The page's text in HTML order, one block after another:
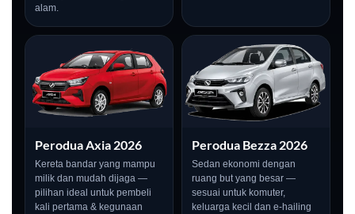
alam.
Perodua Axia 2026
Kereta bandar yang mampu
milik dan mudah dijaga —
pilihan ideal untuk pembeli
kali pertama & kegunaan
Perodua Bezza 2026
Sedan ekonomi dengan
ruang but yang besar —
sesuai untuk komuter,
keluarga kecil dan e-hailing